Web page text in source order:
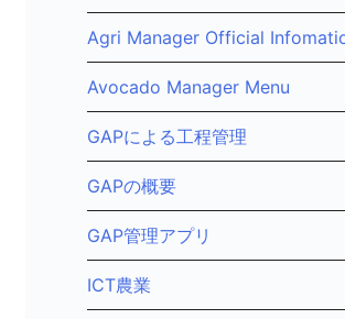
Agri Manager Official
Avocado Manager Menu
GAPによる工程管理
GAPの概要
GAP管理アプリ
ICT農業